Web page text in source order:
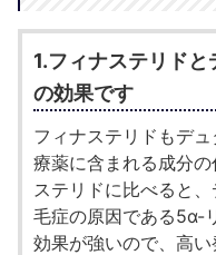
1.フィナステリド
の効果です
フィナステリドもデ
療薬に含まれる成分
ステリドに比べると
毛症の原因である5α-
効果が強いので、高い